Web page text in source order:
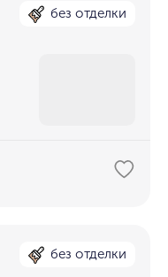
без отделки
без отделки